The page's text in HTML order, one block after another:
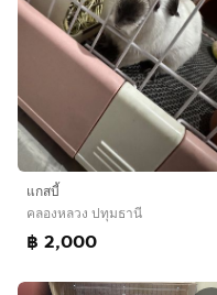
แกสบี้
คลองหลวง ปทุมธานี
฿ 2,000